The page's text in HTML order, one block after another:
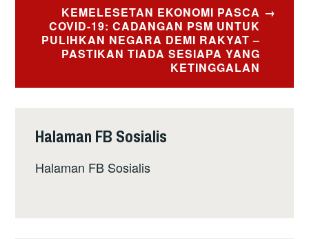
KEMELESETAN EKONOMI PASCA
COVID-19: CADANGAN PSM UNTUK
PULIHKAN NEGARA DEMI RAKYAT –
PASTIKAN TIADA SESIAPA YANG
KETINGGALAN
Halaman FB Sosialis
Halaman FB Sosialis